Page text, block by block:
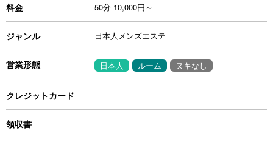
料金 50分 10,000円～
ジャンル 日本人メンズエステ
営業形態 日本人 ルーム ヌキなし
クレジットカード
領収書